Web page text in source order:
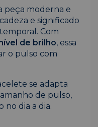
peça moderna e
e significado
Com
de brilho, essa
o pulso com
se adapta
de pulso,
dia a dia.